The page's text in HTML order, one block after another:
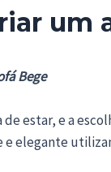
Bege
de estar, e a
e elegante